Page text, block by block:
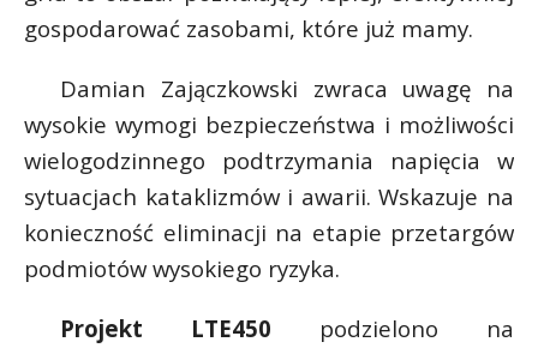
gospodarować zasobami, które już mamy.
Damian Zajączkowski zwraca uwagę na
wysokie wymogi bezpieczeństwa i możliwości
wielogodzinnego podtrzymania napięcia w
sytuacjach kataklizmów i awarii. Wskazuje na
konieczność eliminacji na etapie przetargów
podmiotów wysokiego ryzyka.
Projekt LTE450 podzielono na